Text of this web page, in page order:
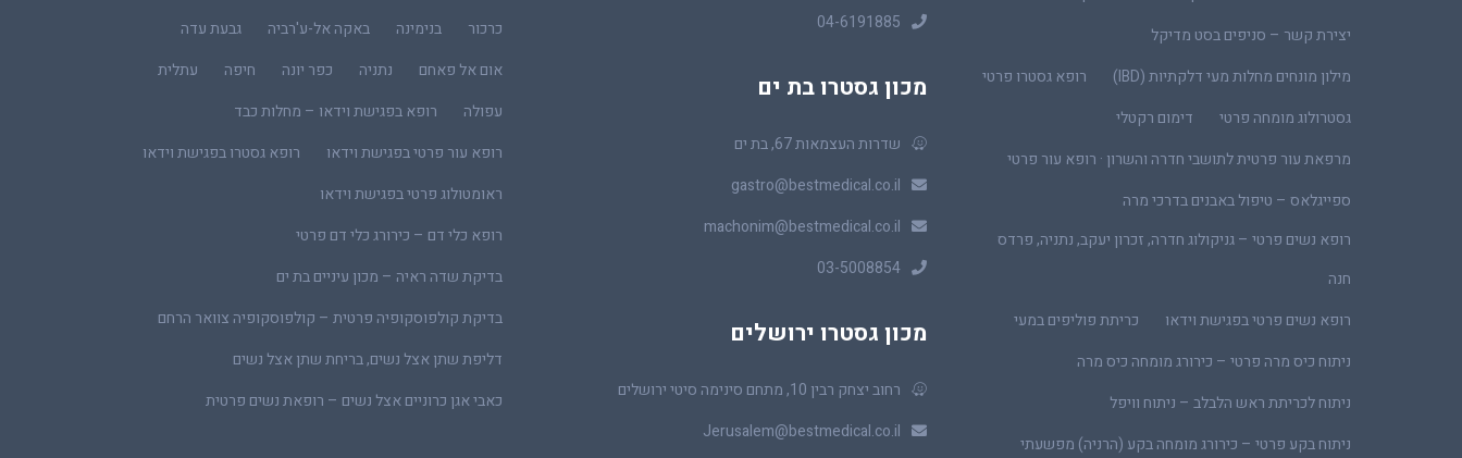
כרכור
בנימינה באקה אל-ע'רביה
גבעת עדה
אום אל פאחם
נתניה כפר יונה חיפה
עתלית
עפולה
רופא בפגישת וידאו – מחלות כבד
רופא עור פרטי בפגישת וידאו
רופא גסטרו בפגישת וידאו
ראומטולוג פרטי בפגישת וידאו
רופא כלי דם – כירורג כלי דם פרטי
בדיקת שדה ראיה – מכון עיניים בת ים
בדיקת קולפוסקופיה פרטית – קולפוסקופיה צוואר הרחם
דליפת שתן אצל נשים, בריחת שתן אצל נשים
כאבי אגן כרוניים אצל נשים – רופאת נשים פרטית
04-6191885
מכון גסטרו בת ים
שדרות העצמאות 67, בת ים
gastro@bestmedical.co.il
machonim@bestmedical.co.il
03-5008854
מכון גסטרו ירושלים
רחוב יצחק רבין 10, מתחם סינימה סיטי ירושלים
Jerusalem@bestmedical.co.il
יצירת קשר – סניפים בסט מדיקל
מילון מונחים מחלות מעי דלקתיות (IBD)
רופא גסטרו פרטי
גסטרולוג מומחה פרטי
דימום רקטלי
מרפאת עור פרטית לתושבי חדרה והשרון · רופא עור פרטי
ספייגלאס – טיפול באבנים בדרכי מרה
רופא נשים פרטי – גניקולוג חדרה, זכרון יעקב, נתניה, פרדס
חנה
רופא נשים פרטי בפגישת וידאו
כריתת פוליפים במעי
ניתוח כיס מרה פרטי – כירורג מומחה כיס מרה
ניתוח לכריתת ראש הלבלב – ניתוח וויפל
ניתוח בקע פרטי – כירורג מומחה בקע (הרניה) מפשעתי